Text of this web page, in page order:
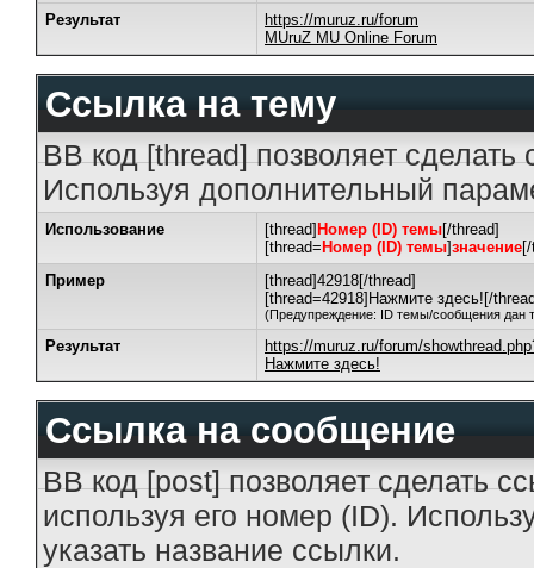
Результат
https://muruz.ru/forum
MUruZ MU Online Forum
Ссылка на тему
BB код [thread] позволяет
Используя дополнительный
Использование [thread] Номер (ID) темы[/thread]
[thread= Номер (ID) темы]значение
Пример
[thread]42918[/thread]
[thread=42918]Нажмите здесь![/
(Предупреждение: ID темы/сообщения дан
Результат
https://muruz.ru/forum/
Нажмите здесь!
Ссылка на сообщение
BB код [post] позволяет сделать
используя его номер (ID).
указать название ссылки.